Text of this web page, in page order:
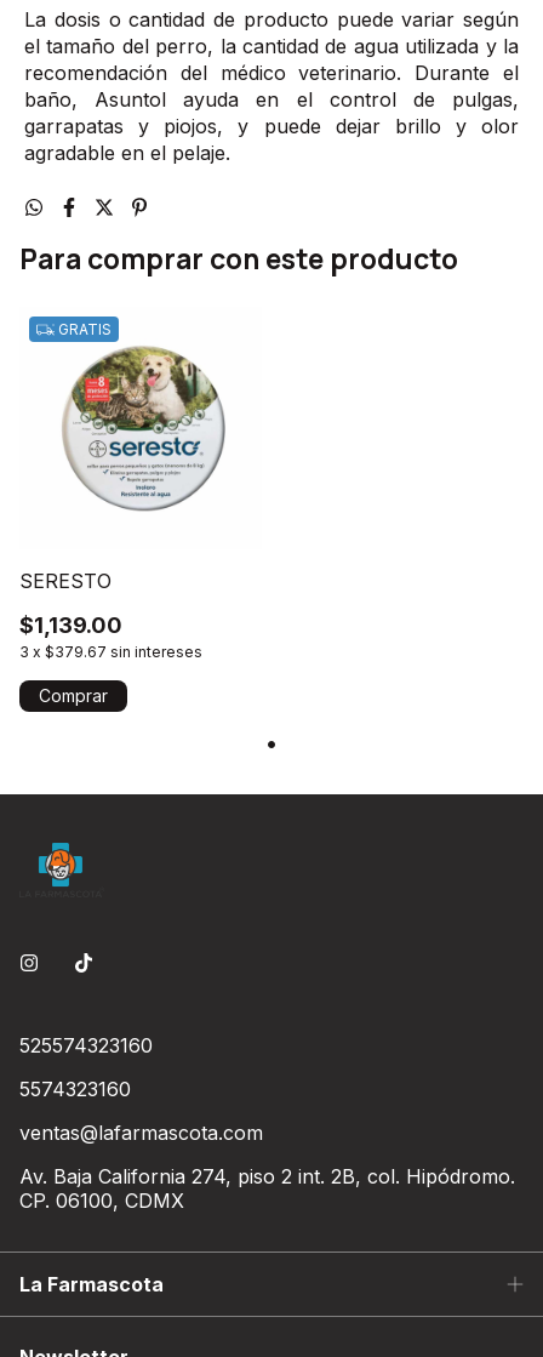
La dosis o cantidad de producto puede variar según
el tamaño del perro, la cantidad de agua utilizada y la
recomendación del médico veterinario. Durante el
baño, Asuntol ayuda en el control de pulgas,
garrapatas y piojos, y puede dejar brillo y olor
agradable en el pelaje.
Para comprar con este producto
GRATIS
SERESTO
$1,139.00
3 x $379.67 sin intereses
Comprar
525574323160
5574323160
ventas@lafarmascota.com
Av. Baja California 274, piso 2 int. 2B, col. Hipódromo.
CP. 06100, CDMX
La Farmascota